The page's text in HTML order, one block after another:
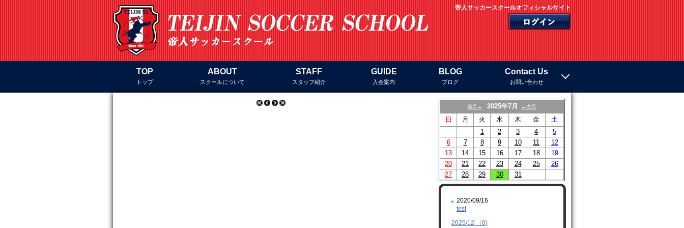
帝人サッカースクールオフィシャルサイト
TOP
トップ
ABOUT
スクールについて
STAFF
スタッフ紹介
GUIDE
入会案内
BLOG
ブログ
Contact Us
お問い合わせ
前月← 2025年7月 →次月
日 月 火 水 木 金
土
1
2 3 4
5
6
7 8 9 10 11
12
13
14 15 16 17 18
19
20
21 22 23 24 25
26
27
28 29 30 31
2020/09/16
test
2025/12 （0)